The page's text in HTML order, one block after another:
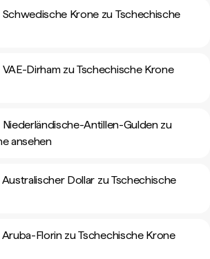
Krone zu Tschechische
Dirham zu Tschechische Krone
Antillen-Gulden zu
ansehen
Dollar zu Tschechische
Florin zu Tschechische Krone